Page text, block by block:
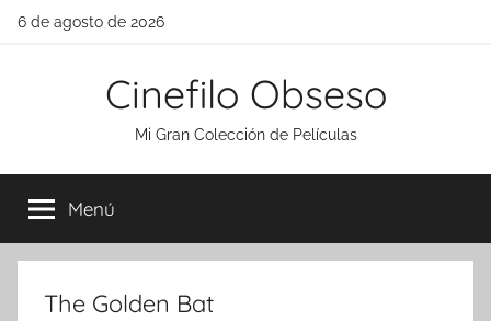
Saltar
6 de agosto de 2026
Cinefilo Obseso
Mi Gran Colección de Películas
Menú
The Golden Bat